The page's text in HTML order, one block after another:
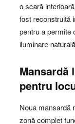
o scară
fost reconstruită
pentru a permite
iluminare
Mansardă
pentru
Noua mansardă
zonă complet